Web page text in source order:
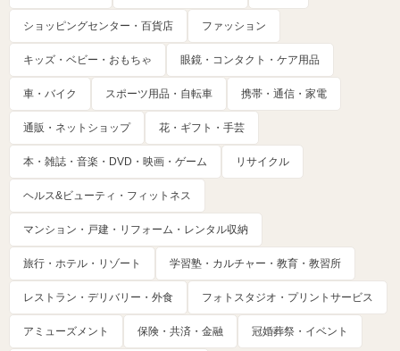
ショッピングセンター・百貨店 ファッション
キッズ・ベビー・おもちゃ 眼鏡・コンタクト・ケア用品
車・バイク スポーツ用品・自転車 携帯・通信・家電
通販・ネットショップ 花・ギフト・手芸
本・雑誌・音楽・DVD・映画・ゲーム リサイクル
ヘルス&ビューティ・フィットネス
マンション・戸建・リフォーム・レンタル収納
旅行・ホテル・リゾート 学習塾・カルチャー・教育・教習所
レストラン・デリバリー・外食 フォトスタジオ・プリントサービス
アミューズメント 保険・共済・金融 冠婚葬祭・イベント